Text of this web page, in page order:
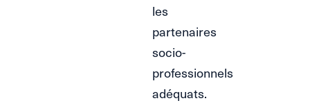
les
partenaires
socio-
professionnels
adéquats.